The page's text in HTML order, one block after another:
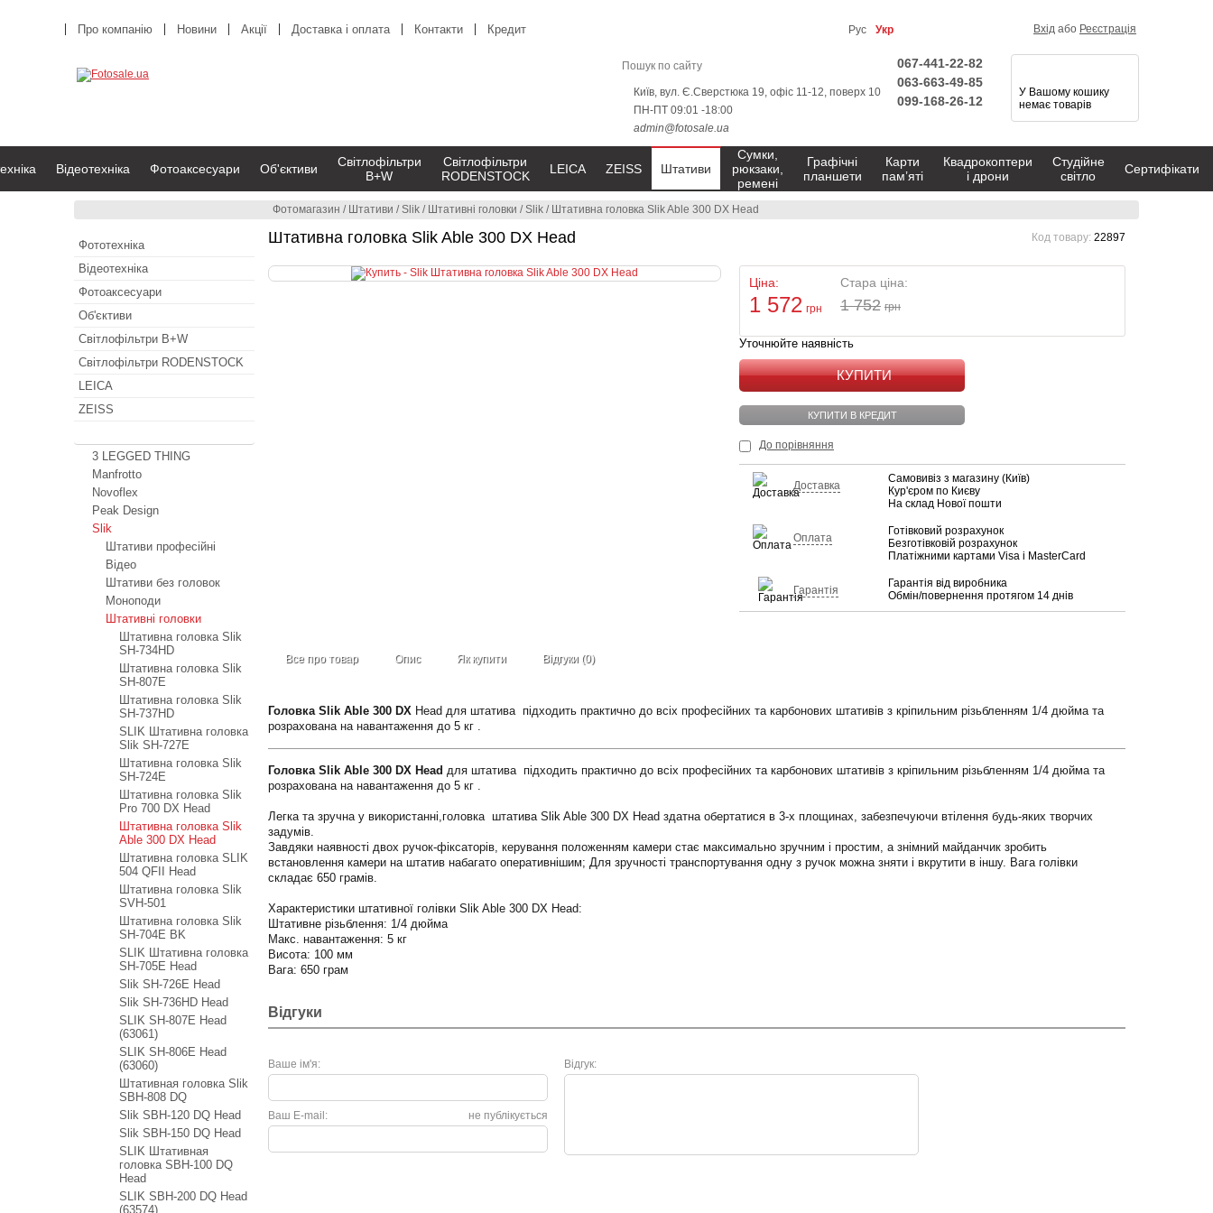
Фотомагазин / Штативи /Slik / Штативні головки /Slik / Штативна головка Slik Able 300 DX Head
Штативна головка Slik Able 300 DX Head Код товару: 22897
Ціна:
1 572 грн
Стара ціна:
1 752 грн
Уточнюйте наявність
КУПИТИ
КУПИТИ В КРЕДИТ
До порівняння
Доставка
Самовивіз з магазину (Київ)
Кур'єром по Києву
На склад Нової пошти
Оплата
Готівковий розрахунок
Безготівковій розрахунок
Платіжними картами Visa і MasterCard
Гарантія
Гарантія від виробника
Обмін/повернення протягом 14 днів
Все про товар Опис Як купити Відгуки (0)
Головка Slik Able 300 DX Head для штатива підходить практично до всіх професійних та карбонових штативів з кріпильним різьбленням 1/4 дюйма та
розрахована на навантаження до 5 кг .
Головка Slik Able 300 DX Head для штатива підходить практично до всіх професійних та карбонових штативів з кріпильним різьбленням 1/4 дюйма та
розрахована на навантаження до 5 кг .
Легка та зручна у використанні,головка штатива Slik Able 300 DX Head здатна обертатися в 3-х площинах, забезпечуючи втілення будь-яких творчих
задумів.
Завдяки наявності двох ручок-фіксаторів, керування положенням камери стає максимально зручним і простим, а знімний майданчик зробить
встановлення камери на штатив набагато оперативнішим; Для зручності транспортування одну з ручок можна зняти і вкрутити в іншу. Вага голівки
складає 650 грамів.
Характеристики штативної голівки Slik Able 300 DX Head:
Штативне різьблення: 1/4 дюйма
Макс. навантаження: 5 кг
Висота: 100 мм
Вага: 650 грам
Відгуки
Ваше ім'я: Відгук:
не публікується
Ваш E-mail:
Про компанію Новини Акції Доставка і оплата Контакти Кредит Рус Укр Вхідабо Реєстрація
Київ, вул. Є.Сверстюка 19, офіс 11-12, поверх 10
ПН-ПТ 09:01 -18:00
admin@fotosale.ua
067-441-22-82
063-663-49-85
099-168-26-12
У Вашому кошику
немає товарів
Відеотехніка Фотоаксесуари Об'єктиви
Світлофільтри
B+W
Світлофільтри
RODENSTOCK
LEICA ZEISS Штативи
Сумки,
рюкзаки,
ремені
Графічні
планшети
Карти
пам’яті
Квадрокоптери
і дрони
Студійне
світло
Сертифікати
Фототехніка
Відеотехніка
Фотоаксесуари
Об'єктиви
Світлофільтри B+W
Світлофільтри RODENSTOCK
LEICA
ZEISS
3 LEGGED THING
Manfrotto
Novoflex
Peak Design
Slik
Штативи професійні
Відео
Штативи без головок
Моноподи
Штативні головки
Штативна головка Slik
SH-734HD
Штативна головка Slik
SH-807E
Штативна головка Slik
SH-737HD
SLIK Штативна головка
Slik SH-727E
Штативна головка Slik
SH-724E
Штативна головка Slik
Pro 700 DX Head
Штативна головка Slik
Able 300 DX Head
Штативна головка SLIK
504 QFII Head
Штативна головка Slik
SVH-501
Штативна головка Slik
SH-704E BK
SLIK Штативна головка
SH-705E Head
Slik SH-726E Head
Slik SH-736HD Head
SLIK SH-807E Head
(63061)
SLIK SH-806E Head
(63060)
Штативная головка Slik
SBH-808 DQ
Slik SBH-120 DQ Head
Slik SBH-150 DQ Head
SLIK Штативная
головка SBH-100 DQ
Head
SLIK SBH-200 DQ Head
(63574)